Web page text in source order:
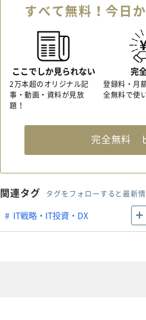
すべて無料！今日
ここでしか見られない
2万本超のオリジナル記
事・動画・資料が見放
題！
完
登録料・月
全無料で使
完全無料
関連タグ タグをフォローすると最新
IT戦略・IT投資・DX